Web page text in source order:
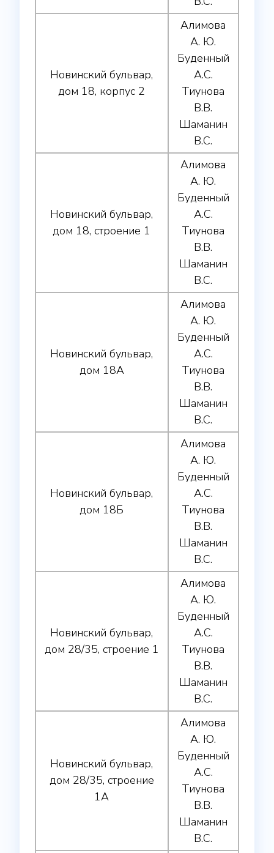
Новинский бульвар,
дом 18, корпус 2
Алимова
А. Ю.
Буденный
А.С.
Тиунова
В.В.
Шаманин
В.С.
Новинский бульвар,
дом 18, строение 1
Алимова
А. Ю.
Буденный
А.С.
Тиунова
В.В.
Шаманин
В.С.
Новинский бульвар,
дом 18А
Алимова
А. Ю.
Буденный
А.С.
Тиунова
В.В.
Шаманин
В.С.
Новинский бульвар,
дом 18Б
Алимова
А. Ю.
Буденный
А.С.
Тиунова
В.В.
Шаманин
В.С.
Новинский бульвар,
дом 28/35, строение 1
Алимова
А. Ю.
Буденный
А.С.
Тиунова
В.В.
Шаманин
В.С.
Новинский бульвар,
дом 28/35, строение
1А
Алимова
А. Ю.
Буденный
А.С.
Тиунова
В.В.
Шаманин
В.С.